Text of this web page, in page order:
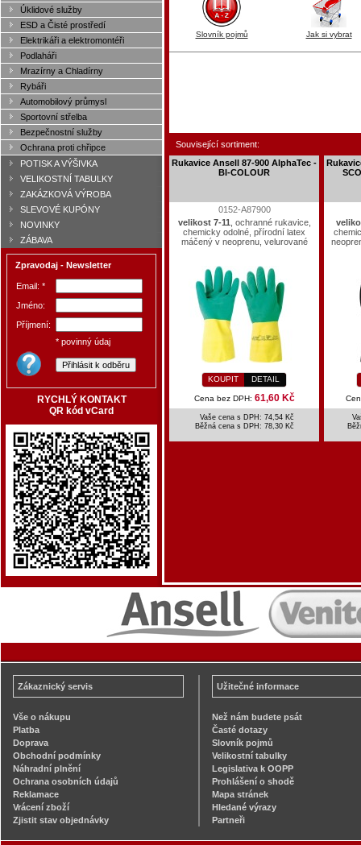
Úklidové služby
ESD a Čisté prostředí
Elektrikáři a elektromontéři
Podlaháři
Mrazírny a Chladírny
Rybáři
Automobilový průmysl
Sportovní střelba
Bezpečnostní služby
Ochrana proti chřipce
POTISK A VÝŠIVKA
VELIKOSTNÍ TABULKY
ZAKÁZKOVÁ VÝROBA
SLEVOVÉ KUPÓNY
NOVINKY
ZÁBAVA
Zpravodaj - Newsletter
Email: *
Jméno:
Příjmení:
* povinný údaj
RYCHLÝ KONTAKT
QR kód vCard
Slovník pojmů Jak si vybrat
Související sortiment:
Rukavice Ansell 87-900 AlphaTec -
BI-COLOUR
0152-A87900
velikost 7-11 , ochranné rukavice,
chemicky odolné, přírodní latex
máčený v neoprenu, velurované
KOUPIT DETAIL
Cena bez DPH: 61,60 Kč
Vaše cena s DPH: 74,54 Kč
Běžná cena s DPH: 78,30 Kč
Zákaznický servis
Vše o nákupu
Platba
Doprava
Obchodní podmínky
Náhradní plnění
Ochrana osobních údajů
Reklamace
Vrácení zboží
Zjistit stav objednávky
Užitečné informace
Než nám budete psát
Časté dotazy
Slovník pojmů
Velikostní tabulky
Legislativa k OOPP
Prohlášení o shodě
Mapa stránek
Hledané výrazy
Partneři